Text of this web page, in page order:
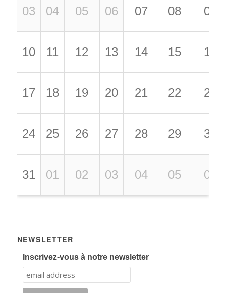
03 04 05 06 07 08 09
10 11 12 13 14 15 16
17 18 19 20 21 22 23
24 25 26 27 28 29 30
31 01 02 03 04 05 06
NEWSLETTER
Inscrivez-vous à notre newsletter